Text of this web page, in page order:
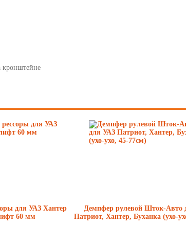
15
16
20
кронштейне
для УАЗ Хантер
60 мм
Демпфер рулевой Шток-Авто
Патриот, Хантер, Буханка (ухо-